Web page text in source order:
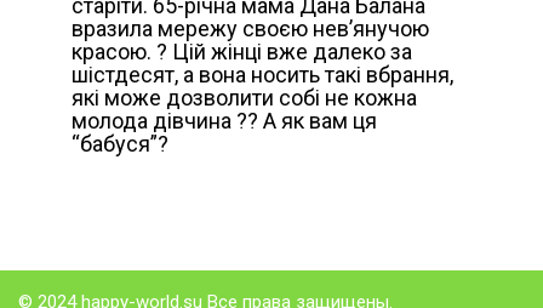
старіти. 65-річна мама Дана Балана
вразила мережу своєю нев’янучою
красою. ? Цій жінці вже далеко за
шістдесят, а вона носить такі вбрання,
які може дозволити собі не кожна
молода дівчина ?? А як вам ця
“бабуся”?
© 2024 happy-world.su Все права защищены.